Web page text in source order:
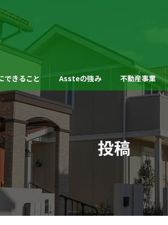
できること Assteの強み 不動産事業
投稿